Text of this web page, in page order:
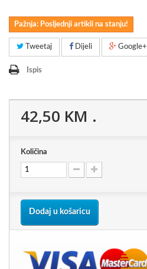
Pažnja: Posljednji artikli na stanju!
Tweetaj Dijeli Google+
Ispis
42,50 KM .
Količina
Dodaj u košaricu